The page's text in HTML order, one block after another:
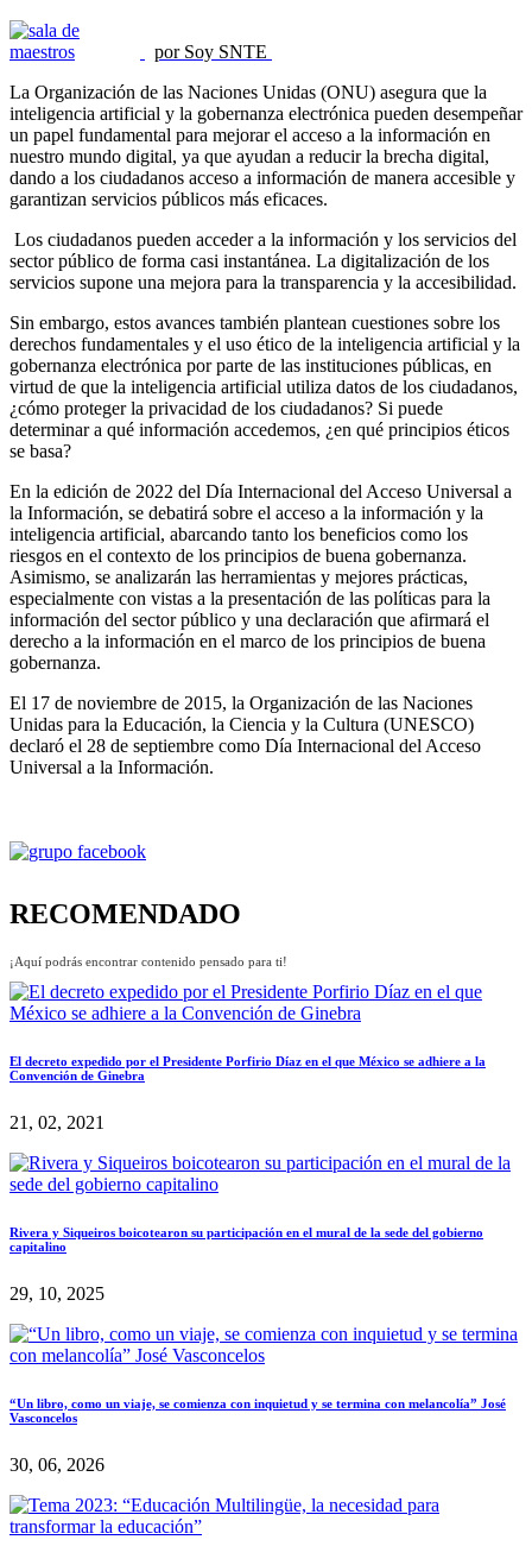
por Soy SNTE
La Organización de las Naciones Unidas (ONU) asegura que la
inteligencia artificial y la gobernanza electrónica pueden desempeñar
un papel fundamental para mejorar el acceso a la información en
nuestro mundo digital, ya que ayudan a reducir la brecha digital,
dando a los ciudadanos acceso a información de manera accesible y
garantizan servicios públicos más eficaces.
Los ciudadanos pueden acceder a la información y los servicios del
sector público de forma casi instantánea. La digitalización de los
servicios supone una mejora para la transparencia y la accesibilidad.
Sin embargo, estos avances también plantean cuestiones sobre los
derechos fundamentales y el uso ético de la inteligencia artificial y la
gobernanza electrónica por parte de las instituciones públicas, en
virtud de que la inteligencia artificial utiliza datos de los ciudadanos,
¿cómo proteger la privacidad de los ciudadanos? Si puede
determinar a qué información accedemos, ¿en qué principios éticos
se basa?
En la edición de 2022 del Día Internacional del Acceso Universal a
la Información, se debatirá sobre el acceso a la información y la
inteligencia artificial, abarcando tanto los beneficios como los
riesgos en el contexto de los principios de buena gobernanza.
Asimismo, se analizarán las herramientas y mejores prácticas,
especialmente con vistas a la presentación de las políticas para la
información del sector público y una declaración que afirmará el
derecho a la información en el marco de los principios de buena
gobernanza.
El 17 de noviembre de 2015, la Organización de las Naciones
Unidas para la Educación, la Ciencia y la Cultura (UNESCO)
declaró el 28 de septiembre como Día Internacional del Acceso
Universal a la Información.
RECOMENDADO
¡Aquí podrás encontrar contenido pensado para ti!
El decreto expedido por el Presidente Porfirio Díaz en el que México se adhiere a la
Convención de Ginebra
21, 02, 2021
Rivera y Siqueiros boicotearon su participación en el mural de la sede del gobierno
capitalino
29, 10, 2025
“Un libro, como un viaje, se comienza con inquietud y se termina con melancolía” José
Vasconcelos
30, 06, 2026